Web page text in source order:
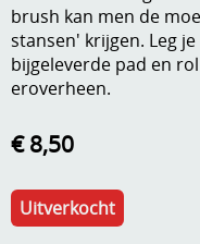
Embossen
Handige extra's
Hechtingsmaterialen
Hout , MDF,
Kleurmateriaal-
Kneedmateriaal
Gastenboek
brush kan men de
stansen' krijgen. Leg
bijgeleverde pad en
eroverheen.
€ 8,50
Uitverkocht